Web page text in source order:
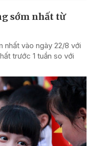
sớm nhất từ
nhất vào ngày 22/8 với
trước 1 tuần so với